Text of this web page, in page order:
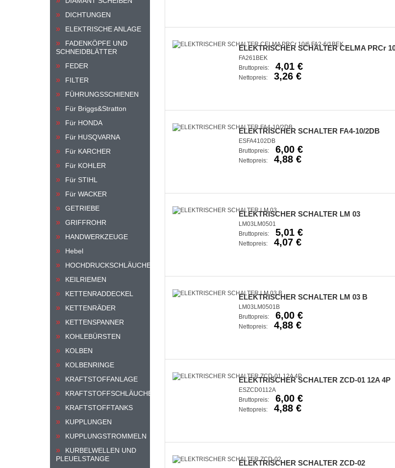
DICHTUNGEN
ELEKTRISCHE ANLAGE
FADENKÖPFE UND
SCHNEIDBLÄTTER
FEDER
FILTER
FÜHRUNGSSCHIENEN
Für Briggs&Stratton
Für HONDA
Für HUSQVARNA
Für KARCHER
Für KOHLER
Für STIHL
Für WACKER
GETRIEBE
GRIFFROHR
HANDWERKZEUGE
Hebel
HOCHDRUCKSCHLÄUCHE
KEILRIEMEN
KETTENRADDECKEL
KETTENRÄDER
KETTENSPANNER
KOHLEBÜRSTEN
KOLBEN
KOLBENRINGE
KRAFTSTOFFANLAGE
KRAFTSTOFFSCHLÄUCHE
KRAFTSTOFFTANKS
KUPPLUNGEN
KUPPLUNGSTROMMELN
KURBELWELLEN UND
PLEUELSTANGE
ELEKTRISCHER SCHALTER CELMA PRCr
FA261BEK
Bruttopreis:
4,01 €
Nettopreis: 3,26 €
ELEKTRISCHER SCHALTER FA4-10/2DB
ESFA4102DB
Bruttopreis:
6,00 €
Nettopreis: 4,88 €
ELEKTRISCHER SCHALTER LM 03
LM03LM0501
Bruttopreis:
5,01 €
Nettopreis: 4,07 €
ELEKTRISCHER SCHALTER LM 03 B
LM03LM0501B
Bruttopreis:
6,00 €
Nettopreis: 4,88 €
ELEKTRISCHER SCHALTER ZCD-01 12A 4P
ESZCD0112A
Bruttopreis:
6,00 €
Nettopreis: 4,88 €
ELEKTRISCHER SCHALTER ZCD-02